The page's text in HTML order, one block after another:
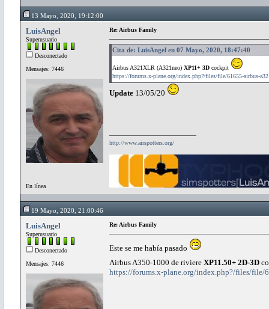
13 Mayo, 2020, 19:12:00
LuisAngel
Superusuario
Desconectado
Mensajes: 7446
En línea
Re: Airbus Family
Cita de: LuisAngel en 07 Mayo, 2020, 18:47:40
Airbus A321XLR (A321neo) XP11+ 3D cockpit
https://forums.x-plane.org/index.php?/files/file/61655-airbus-
Update 13/05/20
http://www.airspotters.org/
19 Mayo, 2020, 21:00:46
LuisAngel
Superusuario
Desconectado
Mensajes: 7446
Re: Airbus Family
Este se me había pasado
Airbus A350-1000 de riviere XP11.50+ 2D-3D
https://forums.x-plane.org/index.php?/files/file/